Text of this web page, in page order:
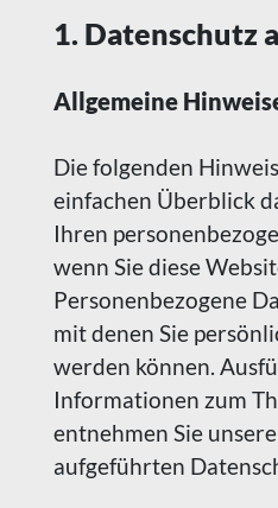
1. Datenschutz
Allgemeine
Die folgenden
einfachen Überblick
Ihren
wenn Sie diese
Personenbezogene
mit denen Sie
werden können.
Informationen zum
entnehmen Sie
aufgeführten